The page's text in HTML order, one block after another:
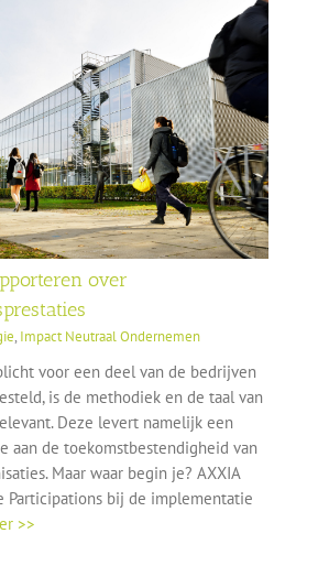
over
, Impact Neutraal Ondernemen
voor een deel van de bedrijven
is de methodiek en de taal van
Deze levert namelijk een
aan de toekomstbestendigheid van
Maar waar begin je? AXXIA
Participations bij de implementatie
>>